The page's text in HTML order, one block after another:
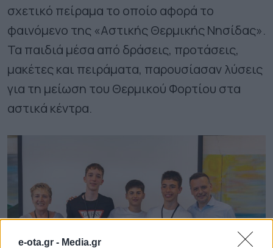
e-ota.gr - Media.gr
σχετικό πείραμα το οποίο αφορά το
φαινόμενο της «Αστικής Θερμικής Νησίδας».
Τα παιδιά μέσα από δράσεις, προτάσεις,
μακέτες και πειράματα, παρουσίασαν λύσεις
για τη μείωση του Θερμικού Φορτίου στα
αστικά κέντρα.